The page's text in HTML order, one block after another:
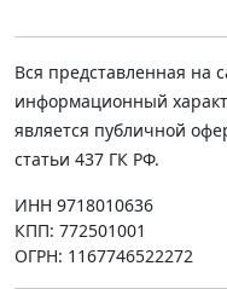
Вся представленная на
информационный
является публичной
статьи 437 ГК РФ.
ИНН 9718010636
КПП: 772501001
ОГРН: 1167746522272